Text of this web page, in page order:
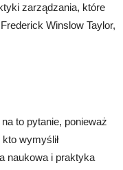
zarządzania, które
Winslow Taylor,
to pytanie, ponieważ
wymyślił
naukowa i praktyka